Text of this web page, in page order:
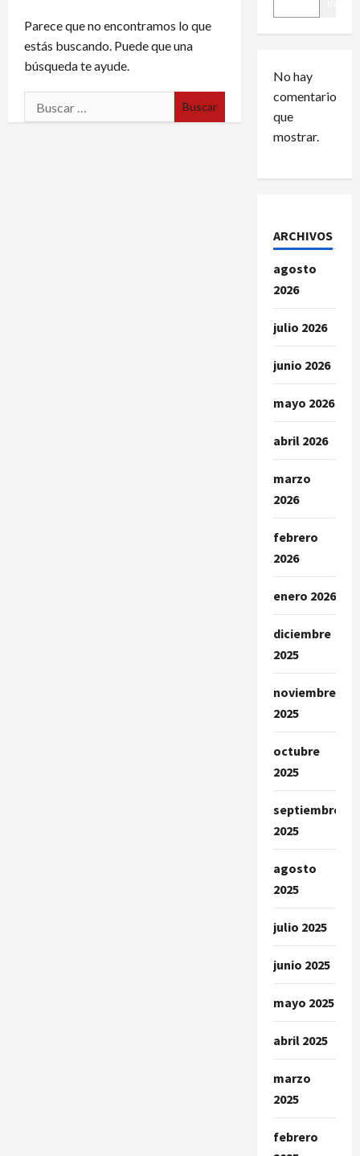
Parece que no encontramos lo que
estás buscando. Puede que una
búsqueda te ayude.
Buscar:
No hay
comentarios
que
mostrar.
ARCHIVOS
agosto
2026
julio 2026
junio 2026
mayo 2026
abril 2026
marzo
2026
febrero
2026
enero 2026
diciembre
2025
noviembre
2025
octubre
2025
septiembre
2025
agosto
2025
julio 2025
junio 2025
mayo 2025
abril 2025
marzo
2025
febrero